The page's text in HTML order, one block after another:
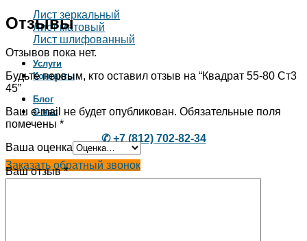
Лист зеркальный
Лист матовый
Лист шлифованный
Услуги
Контакты
Блог
О нас
✆ +7 (812) 702-82-34
Заказать обратный звонок
Отзывы
Отзывов пока нет.
Будьте первым, кто оставил отзыв на “Квадрат 55-80 Ст3
45”
Ваш e-mail не будет опубликован. Обязательные поля
помечены *
Ваша оценка
Ваш отзыв*